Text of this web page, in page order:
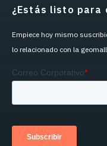
¿Estás listo para
Empiece hoy mismo
lo relacionado con la